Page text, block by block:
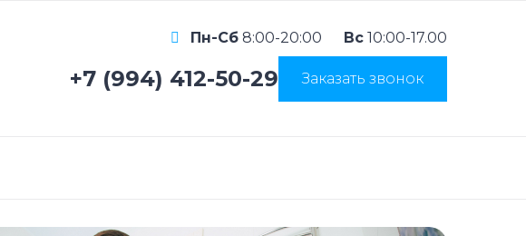
Пн-Сб 8:00-20:00 Вс 10:00-17.00
+7 (994) 412-50-29 Заказать звонок